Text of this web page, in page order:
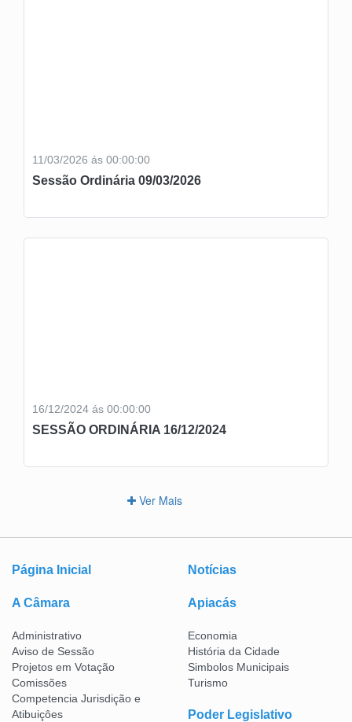
11/03/2026 ás 00:00:00
Sessão Ordinária 09/03/2026
16/12/2024 ás 00:00:00
SESSÃO ORDINÁRIA 16/12/2024
Ver Mais
Página Inicial Notícias
A Câmara
Administrativo
Aviso de Sessão
Projetos em Votação
Comissões
Competencia Jurisdição e
Atibuiçôes
Apiacás
Economia
História da Cidade
Simbolos Municipais
Turismo
Poder Legislativo